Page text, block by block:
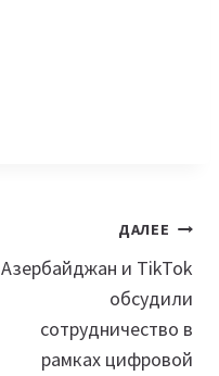
ДАЛЕЕ
Азербайджан и TikTok
обсудили
сотрудничество в
рамках цифровой